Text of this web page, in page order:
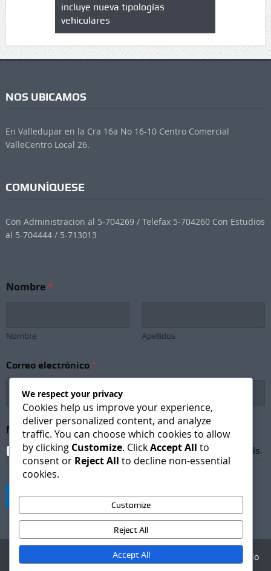
incluye nueva tipologías
vehiculares
NOS UBICAMOS
En Valledupar en la Cra 16a No 16-10 Centro Comercial
ValleCentro Local 26.
COMUNÍQUESE
Con Administracion al 5-704269 / Telefax 5-704260 Con Estudios
al 5-704444 / 5-713013
Nombre*
Nombre Apellidos
Correo electrónico *
l
e
c
Newsletter Subscription*
I agree to receive newsletters and promotional emails.
Suscribirse
Agencia Digital - Desarrollo
We respect your privacy
Cookies help us improve your experience,
deliver personalized content, and analyze
traffic. You can choose which cookies to allow
by clicking Customize. ClickAccept All to
consent or Reject All to decline non-essential
cookies.
Customize
Reject All
Accept All